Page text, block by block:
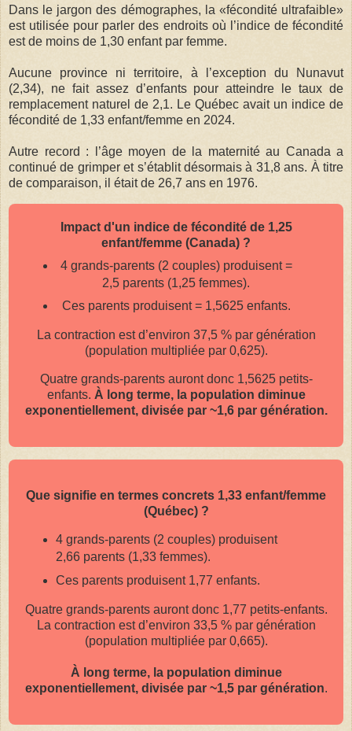
Dans le jargon des démographes, la «fécondité ultrafaible»
est utilisée pour parler des endroits où l’indice de fécondité
est de moins de 1,30 enfant par femme.
Aucune province ni territoire, à l’exception du Nunavut
(2,34), ne fait assez d’enfants pour atteindre le taux de
remplacement naturel de 2,1. Le Québec avait un indice de
fécondité de 1,33 enfant/femme en 2024.
Autre record : l’âge moyen de la maternité au Canada a
continué de grimper et s’établit désormais à 31,8 ans. À titre
de comparaison, il était de 26,7 ans en 1976.
Impact d'un indice de fécondité de 1,25
enfant/femme (Canada) ?
4 grands-parents (2 couples) produisent =
2,5 parents (1,25 femmes).
Ces parents produisent = 1,5625 enfants.
La contraction est d’environ 37,5 % par génération
(population multipliée par 0,625).
Quatre grands-parents auront donc 1,5625 petits-
enfants. À long terme, la population diminue
exponentiellement, divisée par ~1,6 par génération.
Que signifie en termes concrets 1,33 enfant/femme
(Québec) ?
4 grands-parents (2 couples) produisent
2,66 parents (1,33 femmes).
Ces parents produisent 1,77 enfants.
Quatre grands-parents auront donc 1,77 petits-enfants.
La contraction est d’environ 33,5 % par génération
(population multipliée par 0,665).
À long terme, la population diminue
exponentiellement, divisée par ~1,5 par génération.